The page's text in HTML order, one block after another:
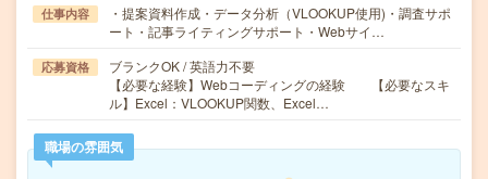
仕事内容
・提案資料作成・データ分析（VLOOKUP使用)・調査サポ
ート・記事ライティングサポート・Webサイ…
応募資格
ブランクOK / 英語力不要
【必要な経験】Webコーディングの経験 【必要なスキ
ル】Excel：VLOOKUP関数、Excel…
職場の雰囲気